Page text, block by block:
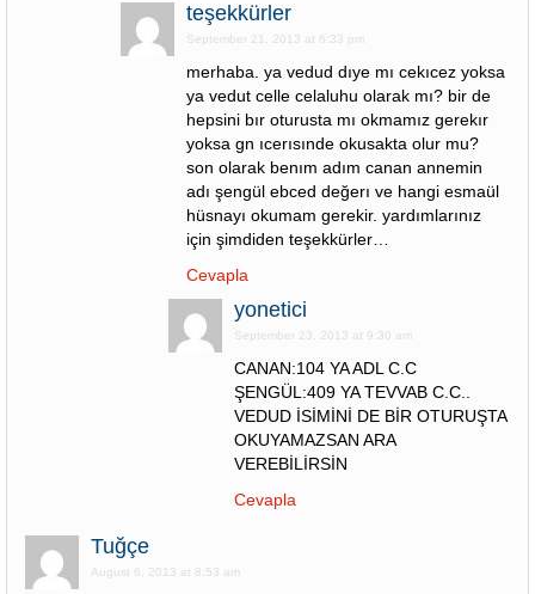
teşekkürler
September 21, 2013 at 6:33 pm
merhaba. ya vedud dıye mı cekıcez yoksa
ya vedut celle celaluhu olarak mı? bir de
hepsini bır oturusta mı okmamız gerekır
yoksa gn ıcerısınde okusakta olur mu?
son olarak benım adım canan annemin
adı şengül ebced değerı ve hangi esmaül
hüsnayı okumam gerekir. yardımlarınız
için şimdiden teşekkürler…
Cevapla
yonetici
September 23, 2013 at 9:30 am
CANAN:104 YA ADL C.C
ŞENGÜL:409 YA TEVVAB C.C..
VEDUD İSİMİNİ DE BİR OTURUŞTA
OKUYAMAZSAN ARA
VEREBİLİRSİN
Cevapla
Tuğçe
August 6, 2013 at 8:53 am